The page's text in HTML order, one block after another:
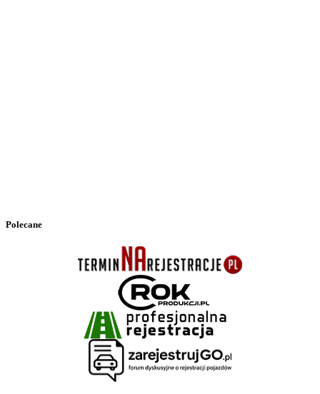
Polecane